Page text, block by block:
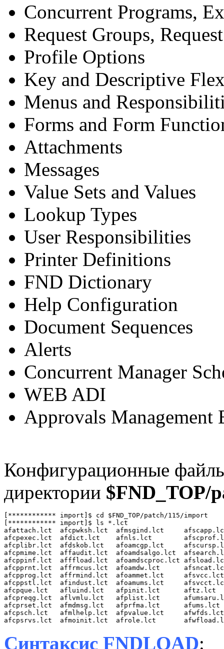
Concurrent Programs,
Request Groups,
Profile Options
Key and Descriptive
Menus and
Forms and Form
Attachments
Messages
Value Sets and Values
Lookup Types
User Responsibilities
Printer Definitions
FND Dictionary
Help Configuration
Document Sequences
Alerts
Concurrent Manager
WEB ADI
Approvals Management
Конфигурационные
директории $FND_TOP/
[************ import]$ cd $FND_TOP/patch/115/import
[************ import]$ ls *.lct
afattach.lct  afcpwksh.lct  afmsgind.lct
afcpexec.lct  afdict.lct    afnls.lct
afcplibr.lct  afdskob.lct   afoamcgp.lct
afcpmime.lct  affaudit.lct  afoamdsalgo.lct
afcppinf.lct  afffload.lct  afoamdscproc.lct
afcpprnt.lct  affrmcus.lct  afoamdw.lct
afcpprog.lct  affrmind.lct  afoammet.lct
afcppstl.lct  afindust.lct  afoamums.lct
afcpque.lct   afluind.lct   afpinit.lct      aftz.lct
afcpreqg.lct  aflvmlu.lct   afplist.lct
afcprset.lct  afmdmsg.lct   afprfma.lct
afcpsch.lct   afmlhelp.lct  afpvalue.lct
afcpsrvs.lct  afmoinit.lct  afrole.lct
Синтаксис FNDLOAD: